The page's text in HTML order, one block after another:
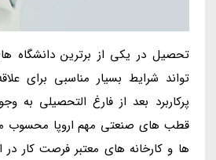
تحصیل در یکی از برترین دانشگاه
تواند شرایط بسیار مناسبی برای
پرکاربرد بعد از فارغ التحصیلی به
قطب های صنعتی مهم اروپا محسوب
ها و کارخانه های معتبر فرصت کار